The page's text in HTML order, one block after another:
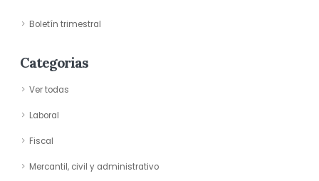
Boletín trimestral
Categorias
Ver todas
Laboral
Fiscal
Mercantil, civil y administrativo